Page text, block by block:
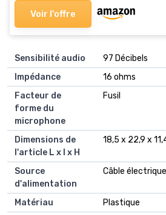
Voir l'offre
Sensibilité audio
‎97 Décibels
Impédance
‎16 ohms
Facteur de
forme du
microphone
‎Fusil
Dimensions de
l'article L x l x H
‎18,5 x 22,9 x
Source
d'alimentation
‎Câble électrique
Matériau
‎Plastique